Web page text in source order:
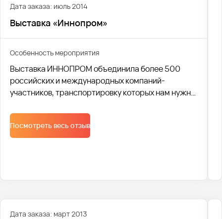
Дата заказа: июль 2014
Выставка «Иннопром»
Особенность мероприятия
Выставка ИННОПРОМ объединила более 500
российских и международных компаний-
участников, транспортировку которых нам нужно
выделено 50 автобусов, которые курсировали
для перевозки более 1 500 человек.
Посмотреть весь отзыв
Дата заказа: март 2013